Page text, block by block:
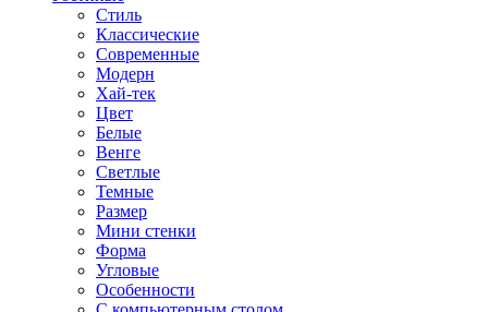
Стиль
Классические
Современные
Модерн
Хай-тек
Цвет
Белые
Венге
Светлые
Темные
Размер
Мини стенки
Форма
Угловые
Особенности